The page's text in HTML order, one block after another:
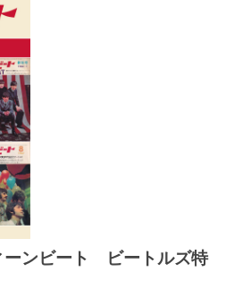
ーンビート ビートルズ特